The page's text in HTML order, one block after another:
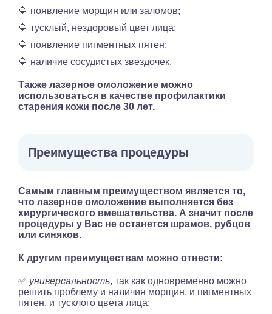
🔷 появление морщин или заломов;
🔷 тусклый, нездоровый цвет лица;
🔷 появление пигментных пятен;
🔷 наличие сосудистых звездочек.
Также лазерное омоложение можно
использоваться в качестве профилактики
старения кожи после 30 лет.
Преимущества процедуры
Самым главным преимуществом является то,
что лазерное омоложение выполняется без
хирургического вмешательства. А значит после
процедуры у Вас не останется шрамов, рубцов
или синяков.
К другим преимуществам можно отнести:
✅ универсальность, так как одновременно можно
решить проблему и наличия морщин, и пигментных
пятен, и тусклого цвета лица;